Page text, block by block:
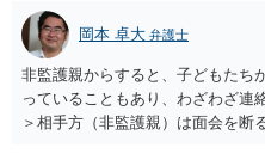
岡本 卓大 弁護士
非監護親からすると、子どもたち
っていることもあり、わざわざ連
＞相手方（非監護親）は面会を断